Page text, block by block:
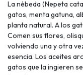
La nébeda (Nepeta
gatos, menta gatuna,
planta natural. A los
Comen sus flores,
volviendo una y otra
esencia. Los aceites
gatos que la ingieren